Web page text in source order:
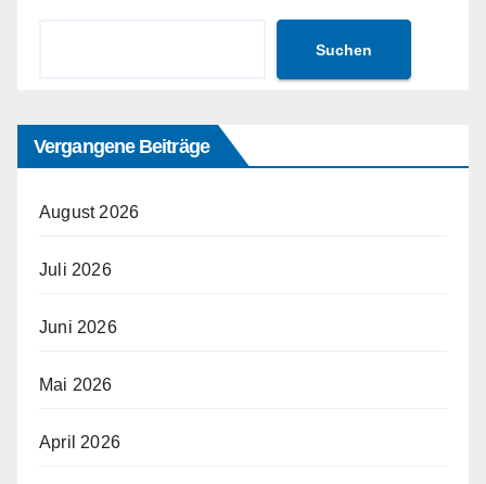
Suchen
Vergangene Beiträge
August 2026
Juli 2026
Juni 2026
Mai 2026
April 2026